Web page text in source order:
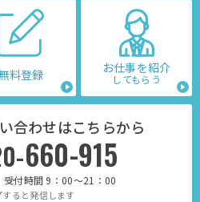
料登録 お仕事を紹介
してもらう
合わせはこちらから
660-915
付時間 9：00～21：00
ると発信します